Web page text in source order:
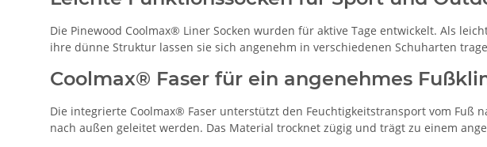
Die Pinewood Coolmax® Liner Socken wurden für aktive Tage entwickelt. Als
ihre dünne Struktur lassen sie sich angenehm in verschiedenen Schuharten
Coolmax® Faser für ein angenehmes
Die integrierte Coolmax® Faser unterstützt den Feuchtigkeitstransport vom
nach außen geleitet werden. Das Material trocknet zügig und trägt zu einem